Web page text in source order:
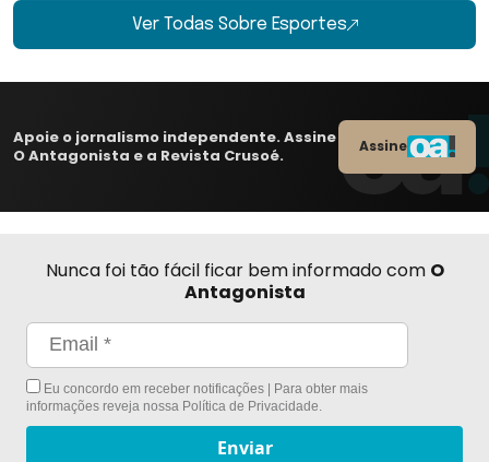
Ver Todas Sobre Esportes
Apoie o jornalismo independente. Assine
O Antagonista e a Revista Crusoé.
Assine
Nunca foi tão fácil ficar bem informado com O
Antagonista
Eu concordo em receber notificações | Para obter mais
informações reveja nossa Política de Privacidade
Enviar